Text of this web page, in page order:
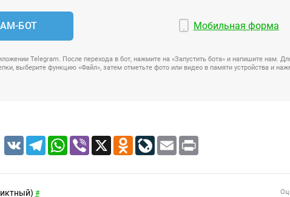
БОТ Мобильная форма
Telegram. После перехода в бот, нажмите на «Запустить бота» и напишите нам.
выберите функцию «Файл», затем отметьте фото или видео в памяти устройства и
VK TelegramWhatsApp
Viber X Odnoklassniki
LiveJournal
Email
#